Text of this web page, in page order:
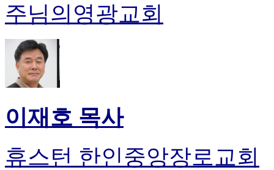
주님의영광교회
이재호 목사
휴스턴 한인중앙장로교회